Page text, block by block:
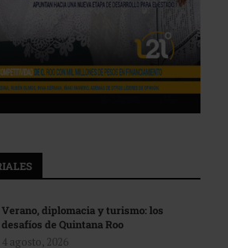
Verano, diplomacia y turismo: los
desafíos de Quintana Roo
4 agosto, 2026